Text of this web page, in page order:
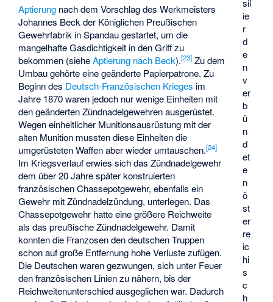
ie
r
d
e
n
v
er
b
ü
n
d
et
e
n
ö
st
er
re
ic
hi
s
c
h
Aptierung nach dem Vorschlag des Werkmeisters
Johannes Beck der Königlichen Preußischen
Gewehrfabrik in Spandau gestartet, um die
mangelhafte Gasdichtigkeit in den Griff zu
bekommen (sieheAptierung nach Beck).[23] Zu dem
Umbau gehörte eine geänderte Papierpatrone. Zu
Beginn des Deutsch-Französischen Krieges im
Jahre 1870 waren jedoch nur wenige Einheiten mit
den geänderten Zündnadelgewehren ausgerüstet.
Wegen einheitlicher Munitionsausrüstung mit der
alten Munition mussten diese Einheiten die
umgerüsteten Waffen aber wieder umtauschen.[24]
Im Kriegsverlauf erwies sich das Zündnadelgewehr
dem über 20 Jahre später konstruierten
französischen Chassepotgewehr, ebenfalls ein
Gewehr mit Zündnadelzündung, unterlegen. Das
Chassepotgewehr hatte eine größere Reichweite
als das preußische Zündnadelgewehr. Damit
konnten die Franzosen den deutschen Truppen
schon auf große Entfernung hohe Verluste zufügen.
Die Deutschen waren gezwungen, sich unter Feuer
den französischen Linien zu nähern, bis der
Reichweitenunterschied ausgeglichen war. Dadurch